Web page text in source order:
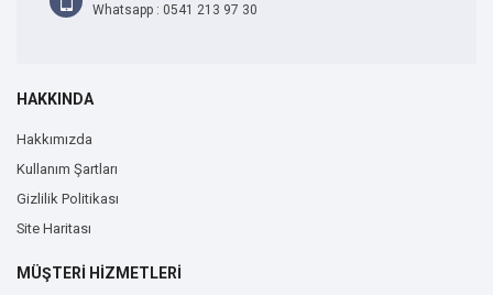
Whatsapp : 0541 213 97 30
HAKKINDA
Hakkımızda
Kullanım Şartları
Gizlilik Politikası
Site Haritası
MÜŞTERİ HİZMETLERİ